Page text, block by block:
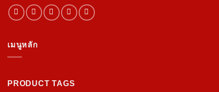
เมนูหลัก
PRODUCT TAGS